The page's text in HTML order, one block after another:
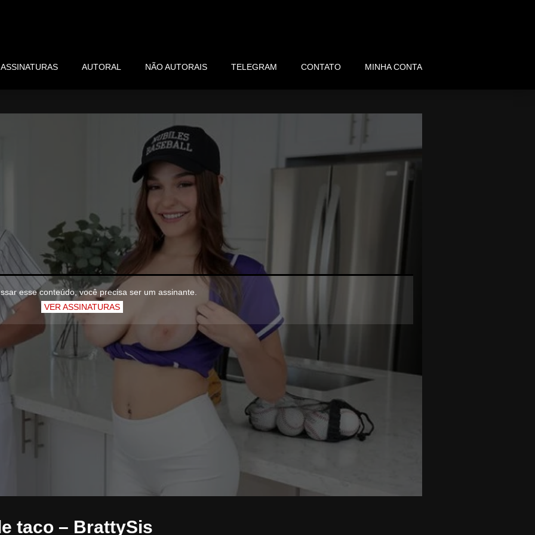
ASSINATURAS AUTORAL NÃO AUTORAIS TELEGRAM CONTATO MINHA CONTA
esse conteúdo, você precisa ser um assinante.
VER ASSINATURAS
taco – BrattySis